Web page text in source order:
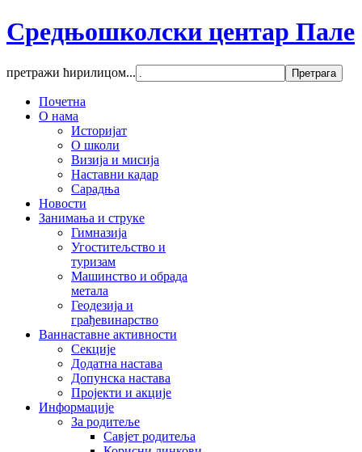
Средњошколски центар Пале
претражи ћирилицом...
Почетна
О нама
Историјат
О школи
Визија и мисија
Наставни кадар
Сарадња
Новости
Занимања и струке
Гимназија
Угоститељство и
туризам
Машинство и обрада
метала
Геодезија и
грађевинарство
Ваннаставне активности
Секције
Додатна настава
Допунска настава
Пројекти и акције
Информације
За родитеље
Савјет родитеља